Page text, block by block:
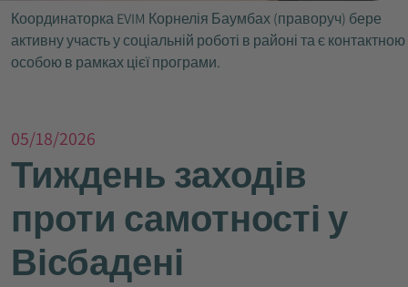
Координаторка EVIM Корнелія Баумбах (праворуч) бере
активну участь у соціальній роботі в районі та є контактною
особою в рамках цієї програми.
05/18/2026
Тиждень заходів
проти самотності у
Вісбадені